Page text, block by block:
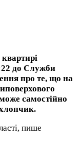
до Служби
про те, що на
самостійно
пише